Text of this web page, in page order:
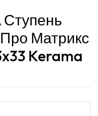
Матрикс
Kerama